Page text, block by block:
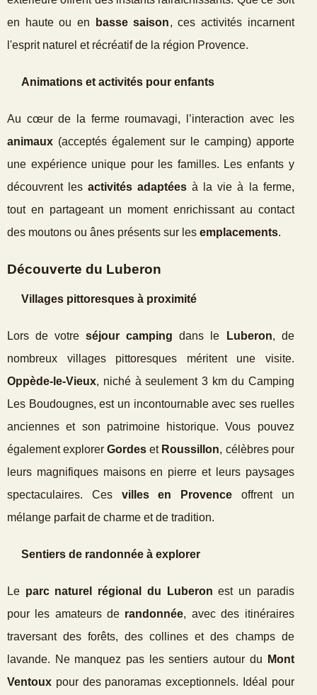
en haute ou en
basse saison, ces activités incarnent
l'esprit naturel et récréatif de la région Provence.
Animations et activités pour enfants
Au cœur de la ferme roumavagi, l’interaction avec les
animaux (acceptés également sur le camping) apporte
une expérience unique pour les familles. Les enfants y
découvrent lesactivités adaptées à la vie à la ferme,
tout en partageant un moment enrichissant au contact
des moutons ou ânes présents sur les emplacements.
Découverte du Luberon
Villages pittoresques à proximité
Lors de votreséjour camping dans le Luberon, de
nombreux villages pittoresques méritent une visite.
Oppède-le-Vieux, niché à seulement 3 km du Camping
Les Boudougnes, est un incontournable avec ses ruelles
anciennes et son patrimoine historique. Vous pouvez
également explorerGordes et Roussillon, célèbres pour
leurs magnifiques maisons en pierre et leurs paysages
spectaculaires. Ces villes en Provence offrent un
mélange parfait de charme et de tradition.
Sentiers de randonnée à explorer
Le parc naturel régional du Luberon est un paradis
pour les amateurs de randonnée, avec des itinéraires
traversant des forêts, des collines et des champs de
lavande. Ne manquez pas les sentiers autour du
Mont
Ventoux pour des panoramas exceptionnels. Idéal pour